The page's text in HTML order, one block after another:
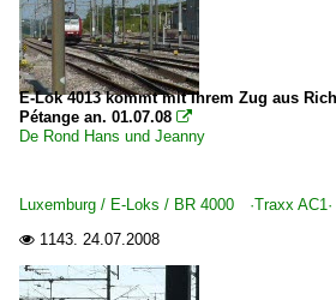
E-Lok 4013 kommt mit Ihrem Zug aus
Pétange an. 01.07.08 
De Rond Hans und Jeanny
Luxemburg / E-Loks / BR 4000 ·Traxx AC1·
 1143. 24.07.2008